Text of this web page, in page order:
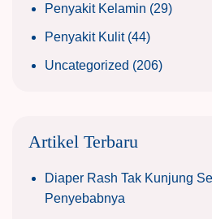
Penyakit Kelamin (29)
Penyakit Kulit(44)
Uncategorized (206)
Artikel Terbaru
Diaper Rash Tak Kunjung
Penyebabnya